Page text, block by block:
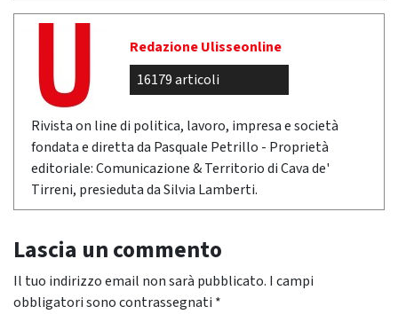
Redazione Ulisseonline
16179 articoli
Rivista on line di politica, lavoro, impresa e società
fondata e diretta da Pasquale Petrillo - Proprietà
editoriale: Comunicazione & Territorio di Cava de'
Tirreni, presieduta da Silvia Lamberti.
Lascia un commento
Il tuo indirizzo email non sarà pubblicato. I campi
obbligatori sono contrassegnati *